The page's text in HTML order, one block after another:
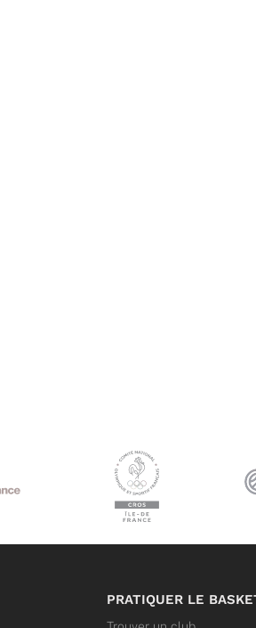
PRATIQUER LE